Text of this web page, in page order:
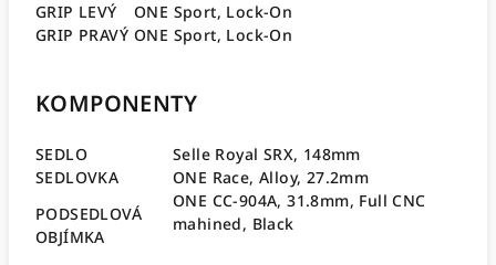
GRIP LEVÝ
ONE Sport, Lock-On
GRIP PRAVÝ ONE Sport, Lock-On
KOMPONENTY
SEDLO
Selle Royal SRX, 148mm
SEDLOVKA
ONE Race, Alloy, 27.2mm
PODSEDLOVÁ
OBJÍMKA
ONE CC-904A, 31.8mm, Full CNC
mahined, Black